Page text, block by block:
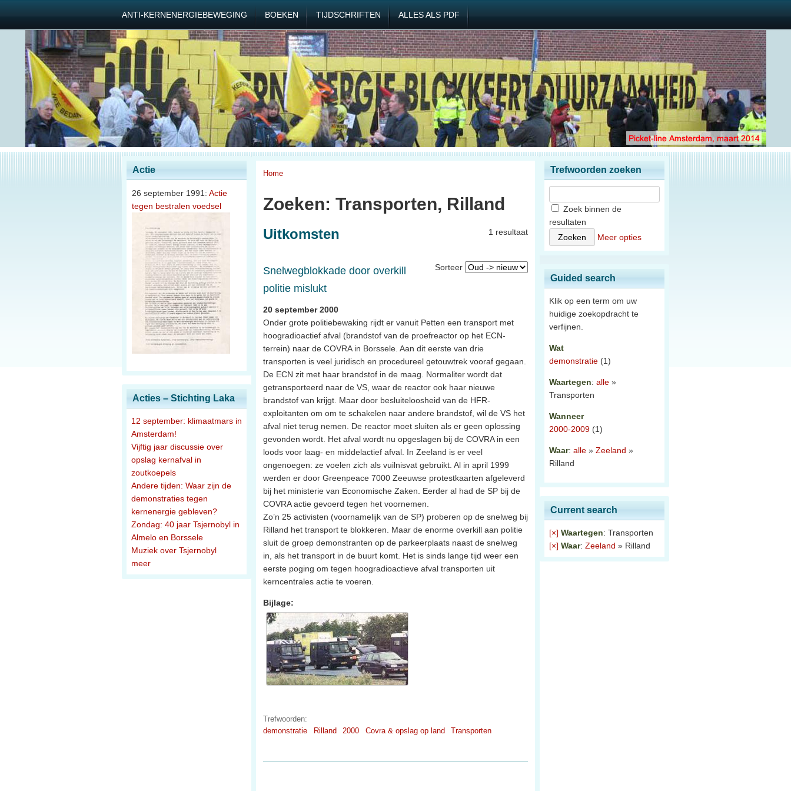
ANTI-KERNENERGIEBEWEGING BOEKEN TIJDSCHRIFTEN ALLES ALS PDF
Actie
26 september 1991: Actie
tegen bestralen voedsel
Acties – Stichting Laka
12 september: klimaatmars in
Amsterdam!
Vijftig jaar discussie over
opslag kernafval in
zoutkoepels
Andere tijden: Waar zijn de
demonstraties tegen
kernenergie gebleven?
Zondag: 40 jaar Tsjernobyl in
Almelo en Borssele
Muziek over Tsjernobyl
meer
Home
Zoeken: Transporten, Rilland
1 resultaat
Uitkomsten
Sorteer
Snelwegblokkade door overkill
politie mislukt
20 september 2000
Onder grote politiebewaking rijdt er vanuit Petten een transport met
hoogradioactief afval (brandstof van de proefreactor op het ECN-
terrein) naar de COVRA in Borssele. Aan dit eerste van drie
transporten is veel juridisch en procedureel getouwtrek vooraf gegaan.
De ECN zit met haar brandstof in de maag. Normaliter wordt dat
getransporteerd naar de VS, waar de reactor ook haar nieuwe
brandstof van krijgt. Maar door besluiteloosheid van de HFR-
exploitanten om om te schakelen naar andere brandstof, wil de VS het
afval niet terug nemen. De reactor moet sluiten als er geen oplossing
gevonden wordt. Het afval wordt nu opgeslagen bij de COVRA in een
loods voor laag- en middelactief afval. In Zeeland is er veel
ongenoegen: ze voelen zich als vuilnisvat gebruikt. Al in april 1999
werden er door Greenpeace 7000 Zeeuwse protestkaarten afgeleverd
bij het ministerie van Economische Zaken. Eerder al had de SP bij de
COVRA actie gevoerd tegen het voornemen.
Zo’n 25 activisten (voornamelijk van de SP) proberen op de snelweg bij
Rilland het transport te blokkeren. Maar de enorme overkill aan politie
sluit de groep demonstranten op de parkeerplaats naast de snelweg
in, als het transport in de buurt komt. Het is sinds lange tijd weer een
eerste poging om tegen hoogradioactieve afval transporten uit
kerncentrales actie te voeren.
Bijlage:
Trefwoorden:
demonstratie
Rilland 2000 Covra & opslag op land Transporten
Trefwoorden zoeken
Zoek binnen de
resultaten
Meer opties
Guided search
Klik op een term om uw
huidige zoekopdracht te
verfijnen.
Wat
demonstratie (1)
Waartegen: alle »
Transporten
Wanneer
2000-2009 (1)
Waar: alle » Zeeland »
Rilland
Current search
[×] Waartegen: Transporten
[×] Waar: Zeeland » Rilland